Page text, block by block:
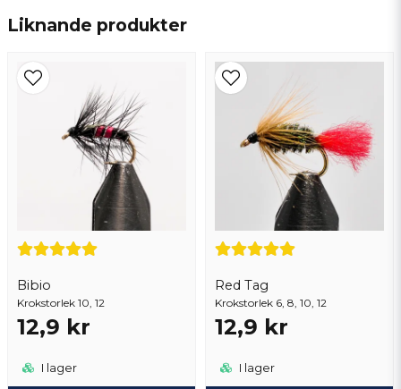
Liknande produkter
Bibio
Krokstorlek 10, 12
12,9 kr
I lager
Red Tag
Krokstorlek 6, 8, 10, 12
12,9 kr
I lager
Namn
email
Mejladress
Ja, ni får publicera min fråga
Skicka fråga